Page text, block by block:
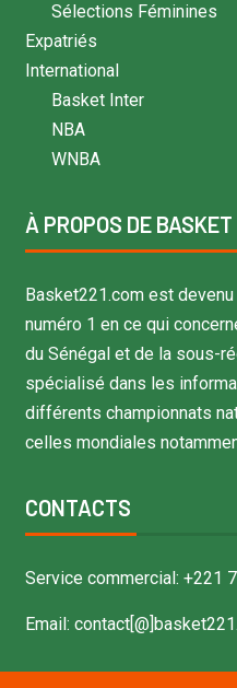
Sélections Féminines
Expatriés
International
Basket Inter
NBA
WNBA
À PROPOS DE BASKET
Basket221.com est
numéro 1 en ce qui
du Sénégal et de la sous-
spécialisé dans les
différents championnats
celles mondiales
CONTACTS
Service commercial: +221
Email: